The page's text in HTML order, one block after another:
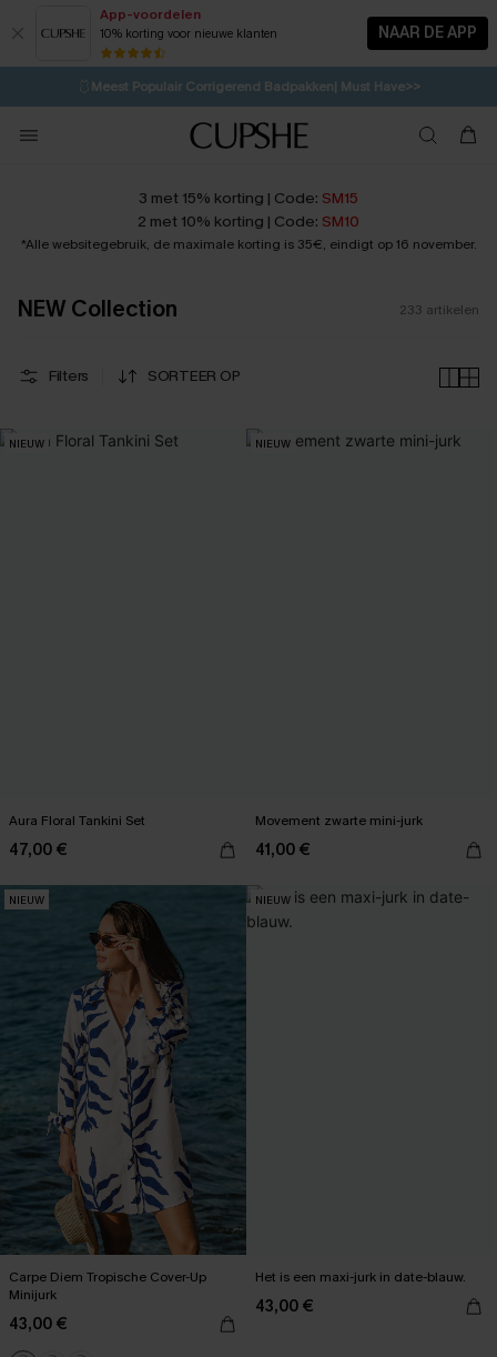
App-voordelen
10% korting voor nieuwe klanten NAAR DE APP
⚡️LAATSTE KANS | Tot 50% korting>>
🩱Meest Populair Corrigerend Badpakken| Must Have>>
💌Abonneer je & ontvang tot 15% korting>>
Koop 3, krijg 15% korting | CODE: SW15
3 met 15% korting | Code: SM15
2 met 10% korting | Code: SM10
*Alle websitegebruik, de maximale korting is 35€, eindigt op 16 november.
NEW Collection 233 artikelen
Filters SORTEER OP
NIEUW
Aura Floral Tankini Set
47,00 €
NIEUW
Movement zwarte mini-jurk
41,00 €
NIEUW
Carpe Diem Tropische Cover-Up
Minijurk
43,00 €
NIEUW
Het is een maxi-jurk in date-blauw.
43,00 €